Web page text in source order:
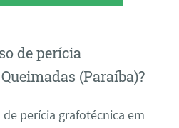
de perícia
(Paraíba)?
perícia grafotécnica em